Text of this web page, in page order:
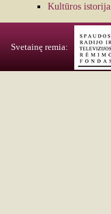
Kultūros istorija
Svetainę remia: